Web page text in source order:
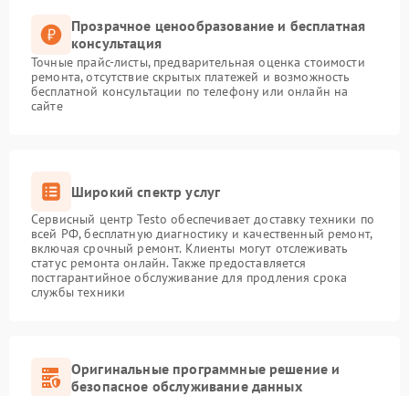
Прозрачное ценообразование и бесплатная
консультация
Точные прайс-листы, предварительная оценка стоимости
ремонта, отсутствие скрытых платежей и возможность
бесплатной консультации по телефону или онлайн на
сайте
Широкий спектр услуг
Сервисный центр Testo обеспечивает доставку техники по
всей РФ, бесплатную диагностику и качественный ремонт,
включая срочный ремонт. Клиенты могут отслеживать
статус ремонта онлайн. Также предоставляется
постгарантийное обслуживание для продления срока
службы техники
Оригинальные программные решение и
безопасное обслуживание данных